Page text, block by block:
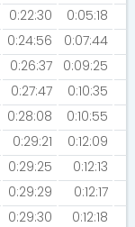
0:22:30
0:05:18
0:24:56
0:07:44
0:26:37
0:09:25
0:27:47
0:10:35
0:28:08
0:10:55
0:29:21
0:12:09
0:29:25
0:12:13
0:29:29
0:12:17
0:29:30
0:12:18